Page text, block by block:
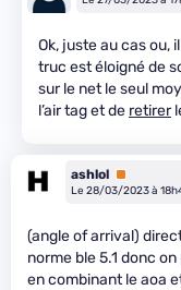
Ok, juste au cas ou,
truc est éloigné de
sur le net le seul
l’air tag et de retirer
ashlol Premium
Le 28/03/2023 à
(angle of arrival)
norme ble 5.1 donc
en combinant le aoa